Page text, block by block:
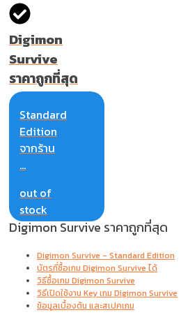
Digimon
Survive
ราคาถูกที่สุด
Standard
Edition
จากร้าน
...
out of
stock
Digimon Survive ราคาถูกที่สุด
Digimon Survive - Standard Edition
บัตรที่ซื้อเกม Digimon Survive ได้
วิธีซื้อเกม Digimon Survive
วิธีเปิดใช้งาน Key เกม Digimon Survive
ข้อมูลเบื้องต้น และสเปคเกม